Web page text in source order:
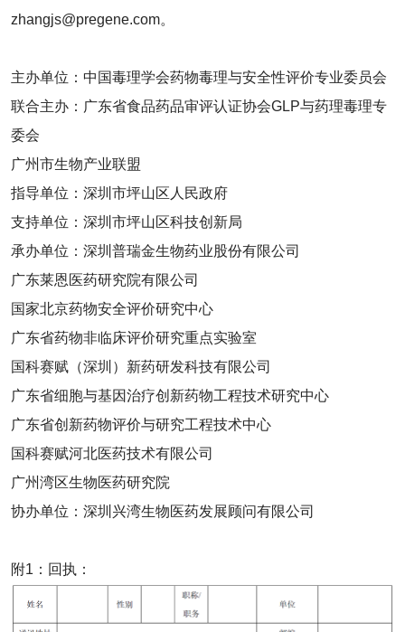
zhangjs@pregene.com。
主办单位：中国毒理学会药物毒理与安全性评价专业委员会
联合主办：广东省食品药品审评认证协会GLP与药理毒理专
委会
广州市生物产业联盟
指导单位：深圳市坪山区人民政府
支持单位：深圳市坪山区科技创新局
承办单位：深圳普瑞金生物药业股份有限公司
广东莱恩医药研究院有限公司
国家北京药物安全评价研究中心
广东省药物非临床评价研究重点实验室
国科赛赋（深圳）新药研发科技有限公司
广东省细胞与基因治疗创新药物工程技术研究中心
广东省创新药物评价与研究工程技术中心
国科赛赋河北医药技术有限公司
广州湾区生物医药研究院
协办单位：深圳兴湾生物医药发展顾问有限公司
附1：回执：